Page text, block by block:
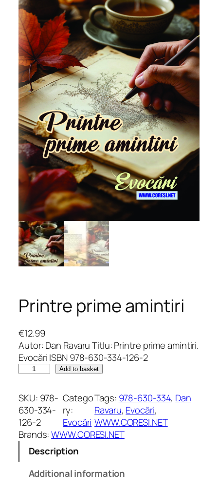
Printre prime amintiri
€12.99
Autor: Dan Ravaru Titlu: Printre prime amintiri.
Evocări ISBN 978-630-334-126-2
i
n
t
r
e
Add to basket
SKU: 978-
630-334-
126-2
Catego
ry:
Evocări
Tags: 978-630-334, Dan
Ravaru, Evocări
WWW.CORESI.NET
Brands:WWW.CORESI.NET
Description
Additional information